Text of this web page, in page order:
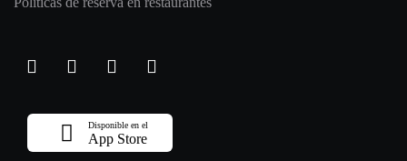
Disponible en el
App Store